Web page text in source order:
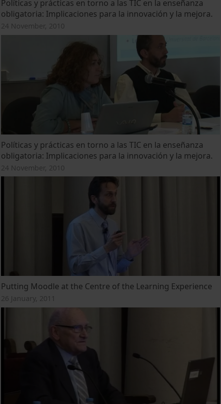
Políticas y prácticas en torno a las TIC en la enseñanza
obligatoria: Implicaciones para la innovación y la mejora.
24 November, 2010
Políticas y prácticas en torno a las TIC en la enseñanza
obligatoria: Implicaciones para la innovación y la mejora.
24 November, 2010
Putting Moodle at the Centre of the Learning Experience
26 January, 2011